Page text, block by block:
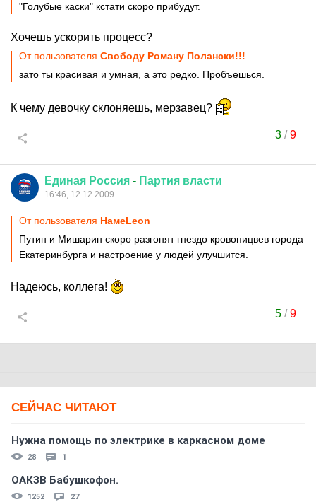
"Голубые каски" кстати скоро прибудут.
Хочешь ускорить процесс?
От пользователя Свободу Роману Полански!!!
зато ты красивая и умная, а это редко. Пробъешься.
К чему девочку склоняешь, мерзавец?
3/9
Единая Россия - Партия власти
16:46, 12.12.2009
От пользователя HaмeLeon
Путин и Мишарин скоро разгонят гнездо кровопицвев города
Екатеринбурга и настроение у людей улучшится.
Надеюсь, коллега!
5/9
СЕЙЧАС ЧИТАЮТ
Нужна помощь по электрике в каркасном доме
28 1
ОАКЗВ Бабушкофон.
1252 27